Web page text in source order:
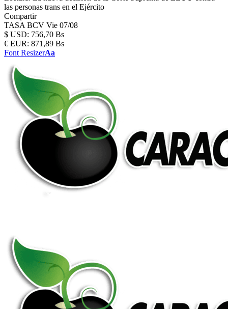
las personas trans en el Ejército
Compartir
TASA BCV Vie 07/08
$ USD: 756,70 Bs
€ EUR: 871,89 Bs
Font ResizerAa